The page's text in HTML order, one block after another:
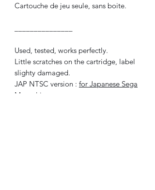
Cartouche de jeu seule, sans boite.
Used, tested, works perfectly.
Little scratches on the cartridge, label
slighty damaged.
JAP NTSC version : for Japanese Sega
Megadrive system